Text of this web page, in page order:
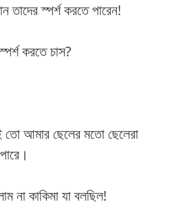
তাদের স্পর্শ করতে পারেন!
করতে চাস?
তো আমার ছেলের মতো ছেলেরা
না কাকিমা যা বলছিল!